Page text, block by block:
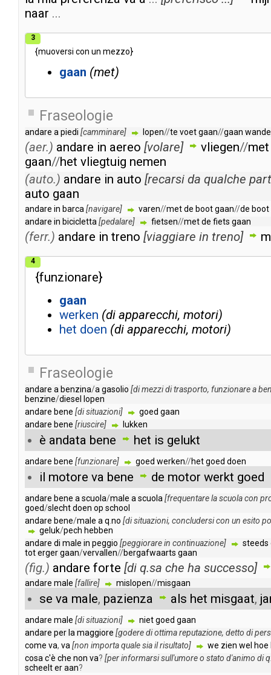
naar ...
3
{muoversi con un mezzo}
gaan met
Fraseologie
andare a piedi [camminare] lopen//te voetgaan//gaan
(aer.) andare in aereo [volare] vliegen//met
gaan//het vliegtuig nemen
(auto.) andare in auto [recarsi da qualche
auto gaan
andare in barca [navigare] varen//metde bootgaan//de boot
andare in bicicletta [pedalare] fietsen//metde fiets gaan
(ferr.) andare in treno [viaggiare in treno]
4
{funzionare}
gaan
werken di apparecchi, motori
het doen di apparecchi, motori
Fraseologie
andare a benzina/a gasolio [dimezziditrasporto, funzionarea
benzine/diesel
lopen
andare bene [disituazioni] goed gaan
andare bene [riuscire] lukken
è andata bene het is gelukt
andare bene [funzionare] goed werken//hetgoed doen
il motore va bene de motor werkt goed
andare bene a scuola/male a scuola [frequentarelascuolacon
goed/slechtdoen op school
andare bene/male a q no [disituazioni, concludersicon un esito
geluk/pech hebben
andare di male in peggio [peggiorarein continuazione] steeds
totergergaan/vervallen//bergafwaarts gaan
(fig.) andare forte [di q.sa che ha successo]
andare male [fallire] mislopen//misgaan
se va male, pazienza als het misgaat,
andare male [disituazioni] nietgoed gaan
andare per la maggiore [goderediottimareputazione, detto di
come va, va [non importaqualesiailrisultato] we zien wel hoe
cosa c'è che non va? [perinformarsisull'umoreo stato d'animo diq
scheelteraan?